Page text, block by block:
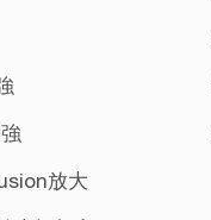
放大